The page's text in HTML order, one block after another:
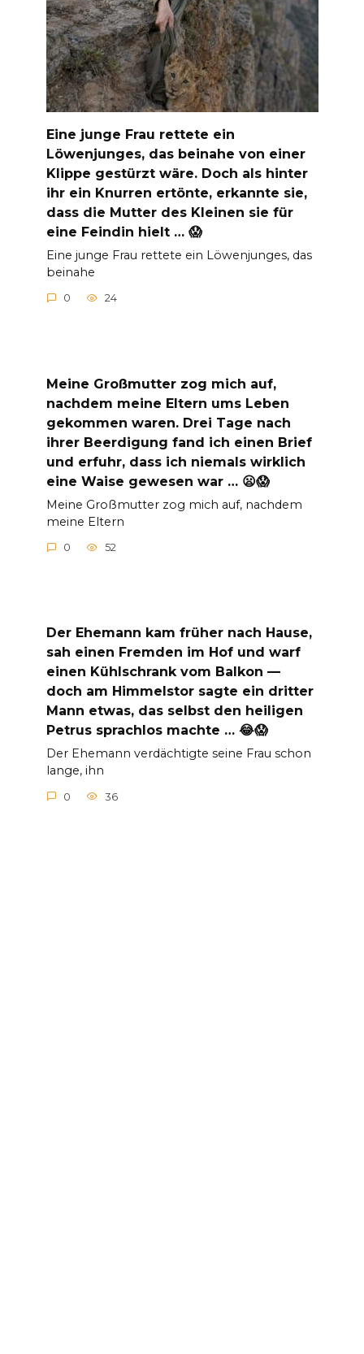
Eine junge Frau rettete ein
Löwenjunges, das beinahe von einer
Klippe gestürzt wäre. Doch als hinter
ihr ein Knurren ertönte, erkannte sie,
dass die Mutter des Kleinen sie für
eine Feindin hielt … 😱
Eine junge Frau rettete ein Löwenjunges, das
beinahe
0 24
Meine Großmutter zog mich auf,
nachdem meine Eltern ums Leben
gekommen waren. Drei Tage nach
ihrer Beerdigung fand ich einen Brief
und erfuhr, dass ich niemals wirklich
eine Waise gewesen war … 😦😱
Meine Großmutter zog mich auf, nachdem
meine Eltern
0 52
Der Ehemann kam früher nach Hause,
sah einen Fremden im Hof und warf
einen Kühlschrank vom Balkon —
doch am Himmelstor sagte ein dritter
Mann etwas, das selbst den heiligen
Petrus sprachlos machte … 😂😱
Der Ehemann verdächtigte seine Frau schon
lange, ihn
0 36